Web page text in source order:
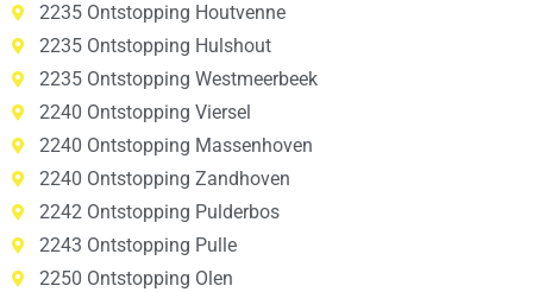
2235 Ontstopping Houtvenne
2235 Ontstopping Hulshout
2235 Ontstopping Westmeerbeek
2240 Ontstopping Viersel
2240 Ontstopping Massenhoven
2240 Ontstopping Zandhoven
2242 Ontstopping Pulderbos
2243 Ontstopping Pulle
2250 Ontstopping Olen